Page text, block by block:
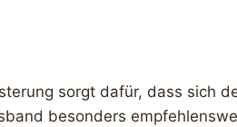
sorgt dafür, dass sich
besonders